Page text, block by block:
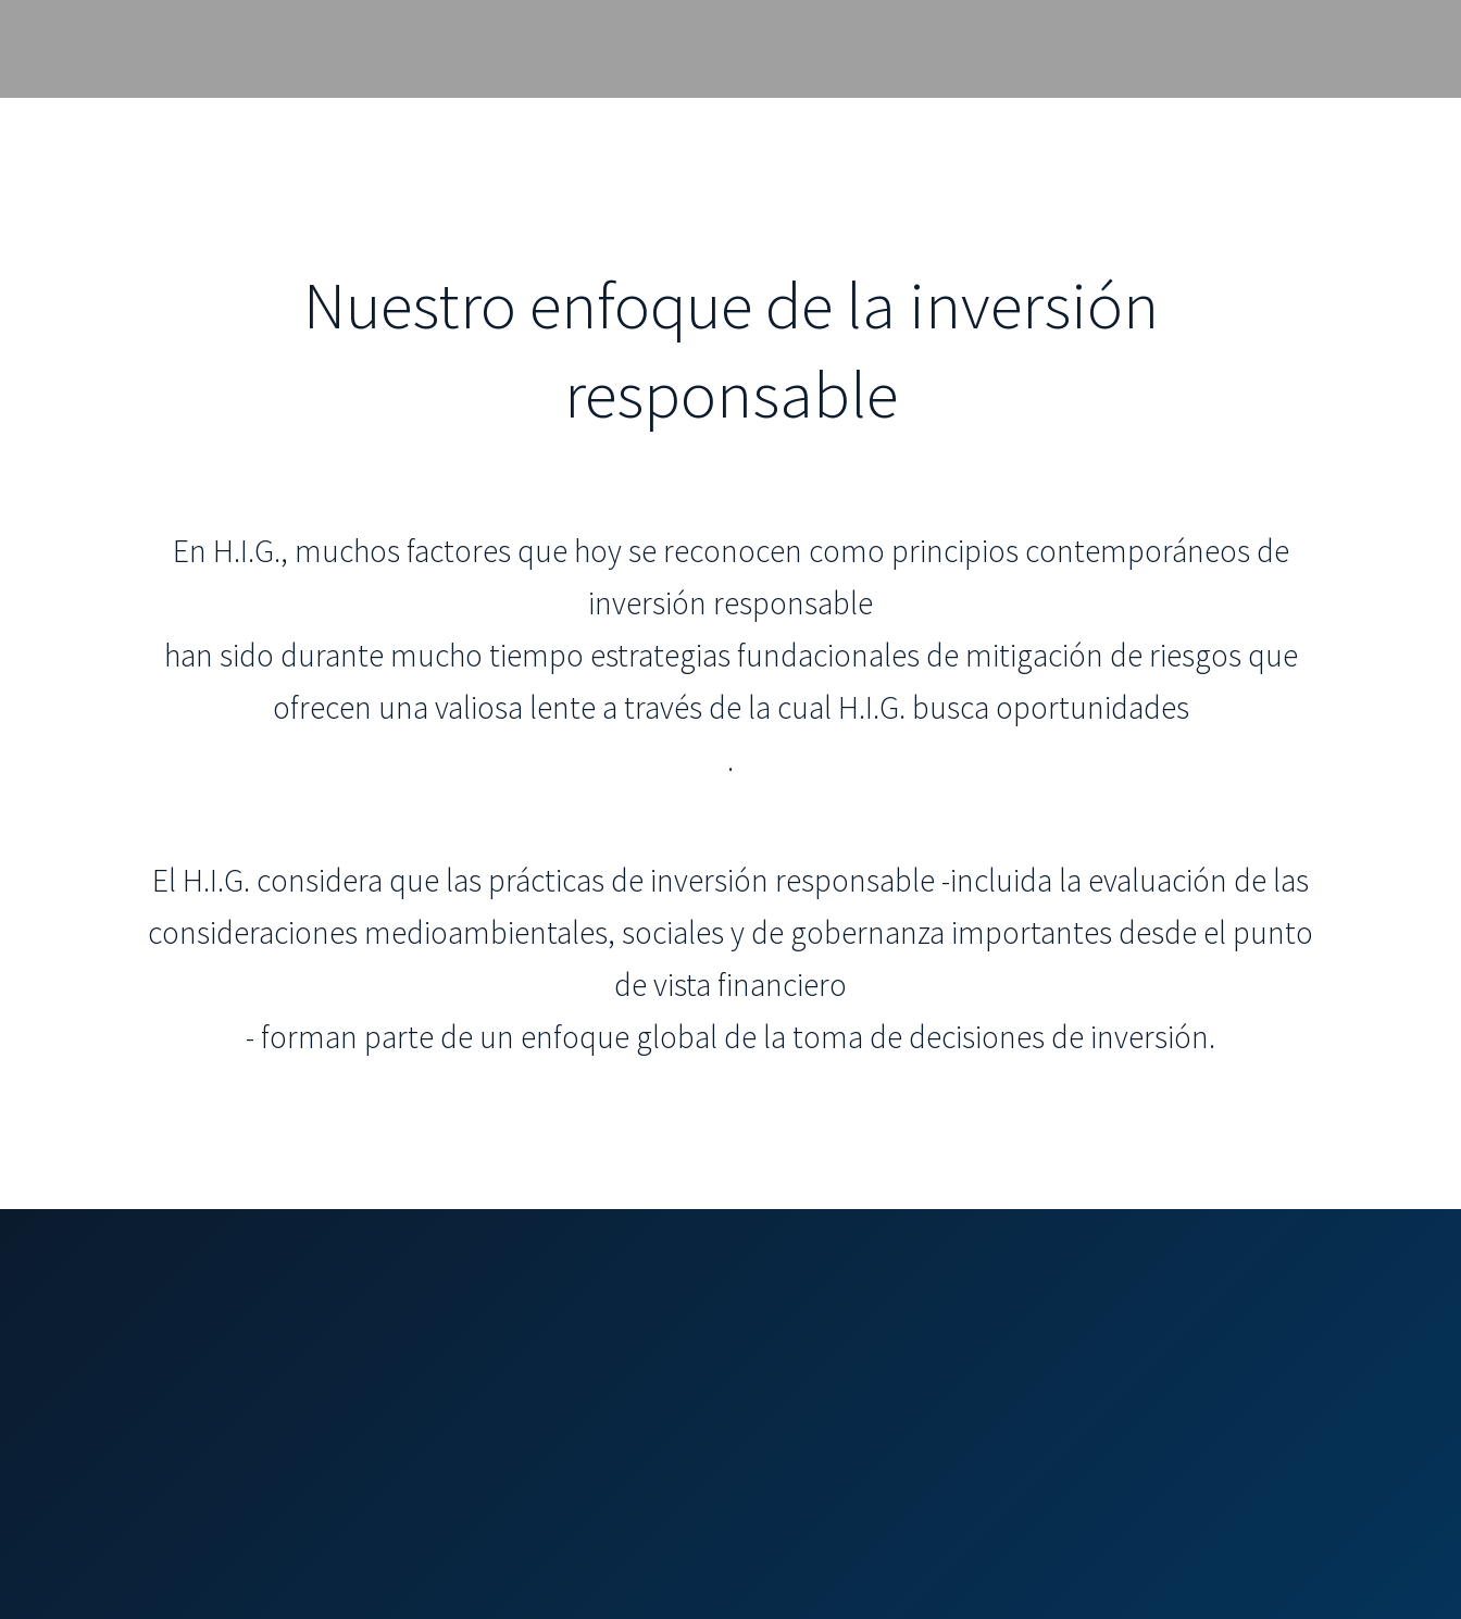
Nuestro enfoque de la inversión
responsable
En H.I.G., muchos factores que hoy se reconocen como principios contemporáneos de
inversión responsable
han sido durante mucho tiempo estrategias fundacionales de mitigación de riesgos que
ofrecen una valiosa lente a través de la cual H.I.G. busca oportunidades
.
El H.I.G. considera que las prácticas de inversión responsable -incluida la evaluación de las
consideraciones medioambientales, sociales y de gobernanza importantes desde el punto
de vista financiero
- forman parte de un enfoque global de la toma de decisiones de inversión.